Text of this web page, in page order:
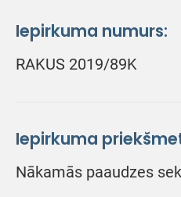
Iepirkuma numurs:
RAKUS 2019/89K
Iepirkuma
Nākamās paaudzes